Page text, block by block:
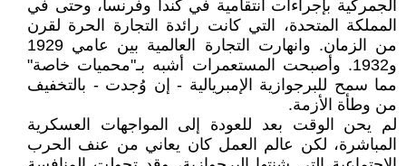
الجمركية بإجراءات انتقامية في كندا وفرنسا، وحتى في
المملكة المتحدة، التي كانت رائدة التجارة الحرة لقرن
من الزمان. وانهارت التجارة العالمية بين عامي 1929
و1932. وأصبحت المستعمرات أشبه بـ"محميات خاصة"
مما سمح للبرجوازية الإمبريالية - إن وُجدت - بالتخفيف
من وطأة الأزمة.
لم يحن الوقت بعد للعودة إلى المواجهات العسكرية
المباشرة، لكن عالم العمل كان يعاني من عنف الحرب